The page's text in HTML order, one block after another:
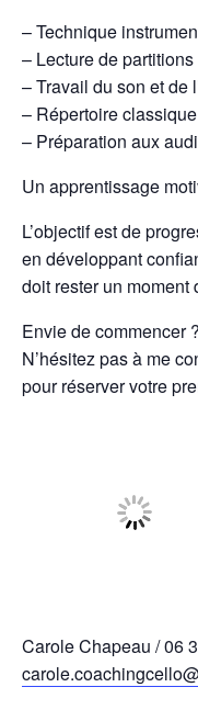
– Technique
– Lecture de partitions
– Travail du son et de
– Répertoire
– Préparation aux
Un apprentissage
L’objectif est de
en développant
doit rester un moment
Envie de commencer ?
N’hésitez pas à me
pour réserver votre
Carole Chapeau / 06